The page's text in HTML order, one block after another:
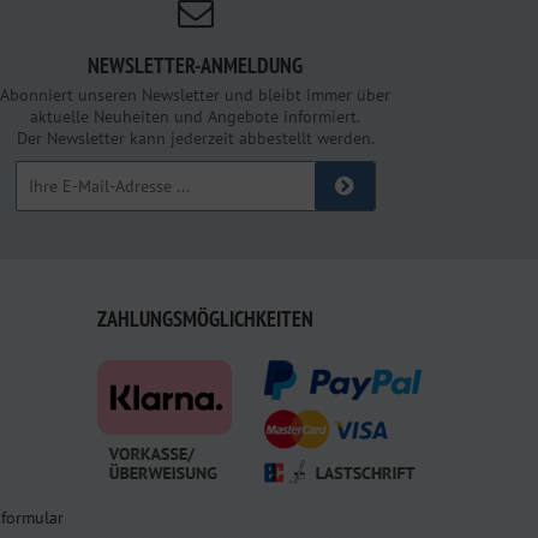
NEWSLETTER-ANMELDUNG
Abonniert unseren Newsletter und bleibt immer über
aktuelle Neuheiten und Angebote informiert.
Der Newsletter kann jederzeit abbestellt werden.
ZAHLUNGSMÖGLICHKEITEN